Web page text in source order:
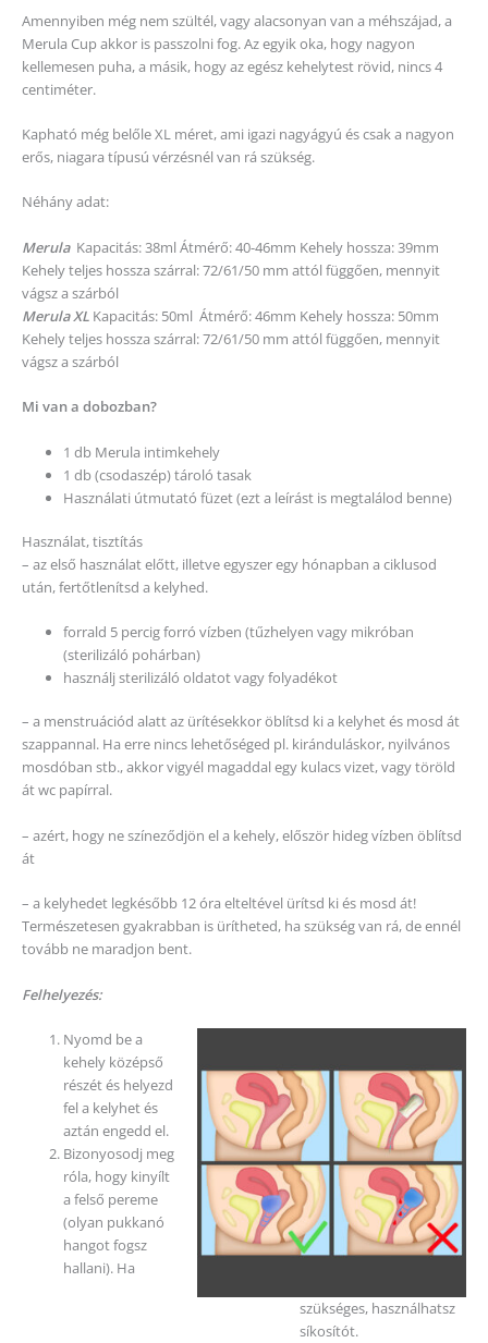
Amennyiben még nem szültél, vagy alacsonyan van a méhszájad, a
Merula Cup akkor is passzolni fog. Az egyik oka, hogy nagyon
kellemesen puha, a másik, hogy az egész kehelytest rövid, nincs 4
centiméter.
Kapható még belőle XL méret, ami igazi nagyágyú és csak a nagyon
erős, niagara típusú vérzésnél van rá szükség.
Néhány adat:
MerulaKapacitás: 38ml Átmérő: 40-46mm Kehely hossza: 39mm
Kehely teljes hossza szárral: 72/61/50 mm attól függően, mennyit
vágsz a szárból
Merula XL Kapacitás: 50ml Átmérő: 46mm Kehely hossza: 50mm
Kehely teljes hossza szárral: 72/61/50 mm attól függően, mennyit
vágsz a szárból
Mi van a dobozban?
1 db Merula intimkehely
1 db (csodaszép) tároló tasak
Használati útmutató füzet (ezt a leírást is megtalálod benne)
Használat, tisztítás
– az első használat előtt, illetve egyszer egy hónapban a ciklusod
után, fertőtlenítsd a kelyhed.
forrald 5 percig forró vízben (tűzhelyen vagy mikróban
(sterilizáló pohárban)
használj sterilizáló oldatot vagy folyadékot
– a menstruációd alatt az ürítésekkor öblítsd ki a kelyhet és mosd át
szappannal. Ha erre nincs lehetőséged pl. kiránduláskor, nyilvános
mosdóban stb., akkor vigyél magaddal egy kulacs vizet, vagy töröld
át wc papírral.
– azért, hogy ne színeződjön el a kehely, először hideg vízben öblítsd
át
– a kelyhedet legkésőbb 12 óra elteltével ürítsd ki és mosd át!
Természetesen gyakrabban is ürítheted, ha szükség van rá, de ennél
tovább ne maradjon bent.
Felhelyezés:
Nyomd be a
kehely középső
részét és helyezd
fel a kelyhet és
aztán engedd el.
Bizonyosodj meg
róla, hogy kinyílt
a felső pereme
(olyan pukkanó
hangot fogsz
hallani). Ha
szükséges, használhatsz
síkosítót.